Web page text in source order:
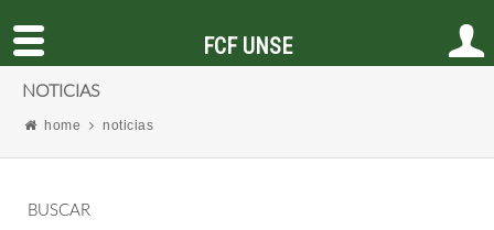
NOTICIAS
home noticias
BUSCAR
FCF UNSE